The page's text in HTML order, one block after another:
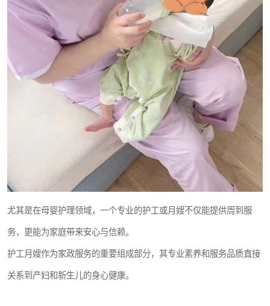
尤其是在母婴护理领域，一个专业的护工或月嫂不仅能提供周到服
务，更能为家庭带来安心与信赖。
护工月嫂作为家政服务的重要组成部分，其专业素养和服务品质直接
关系到产妇和新生儿的身心健康。